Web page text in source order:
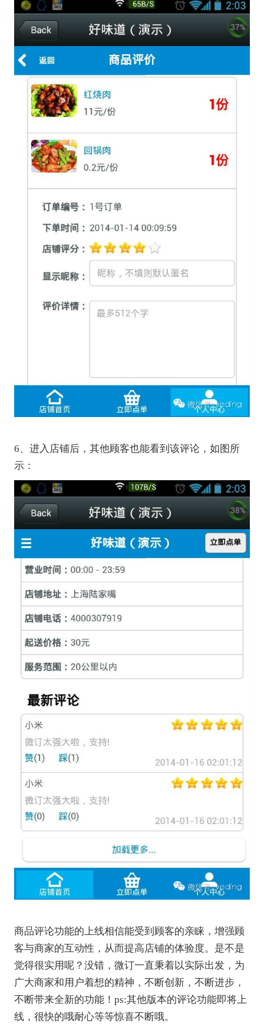
6、进入店铺后，其他顾客也能看到该评论，如图所
示：
商品评论功能的上线相信能受到顾客的亲睐，增强顾
客与商家的互动性，从而提高店铺的体验度。是不是
觉得很实用呢？没错，微订一直秉着以实际出发，为
广大商家和用户着想的精神，不断创新，不断进步，
不断带来全新的功能！ps:其他版本的评论功能即将上
线，很快的哦耐心等等惊喜不断哦。